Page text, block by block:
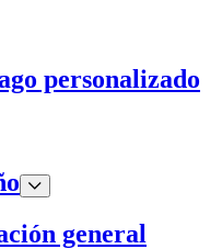
personalizado
general